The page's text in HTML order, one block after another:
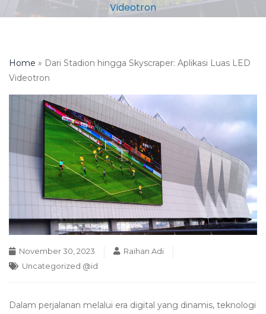
Videotron
Home » Dari Stadion hingga Skyscraper: Aplikasi Luas LED
Videotron
November 30, 2023
Raihan Adi
Uncategorized @id
Dalam perjalanan melalui era digital yang dinamis, teknologi